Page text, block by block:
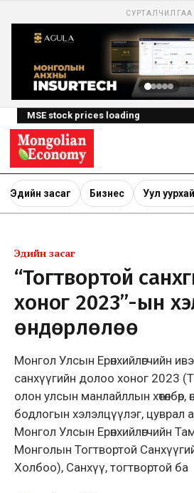
СУРТАЛЧИЛГАА
MSE stock prices loading
Эдийн засаг Бизнес Уул уурхай
Эдийн засаг
“Тогтвортой
хоног 2023”-ын
өндөрлөлөө
Монгол Улсын Ерөнхийлөгчийн
санхүүгийн долоо хоног 2023
олон улсын манлайллын хөтөлбөр,
бодлогын хэлэлцүүлэг, цуврал
Монгол Улсын Ерөнхийлөгчийн
Монголын Тогтвортой
Холбоо), Санхүү, тогтвортой ба